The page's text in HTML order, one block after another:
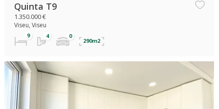
Quinta T9
1.350.000 €
Viseu, Viseu
290m2